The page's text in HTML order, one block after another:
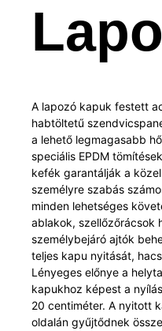
A lapozó kapuk festett
habtöltetű
a lehető legmagasabb
speciális EPDM
kefék garantálják a
személyre szabás
minden lehetséges
ablakok, szellőzőrácsok
személybejáró ajtók
teljes kapu nyitását,
Lényeges előnye a
kapukhoz képest a
20 centiméter. A nyitott
oldalán gyűjtődnek